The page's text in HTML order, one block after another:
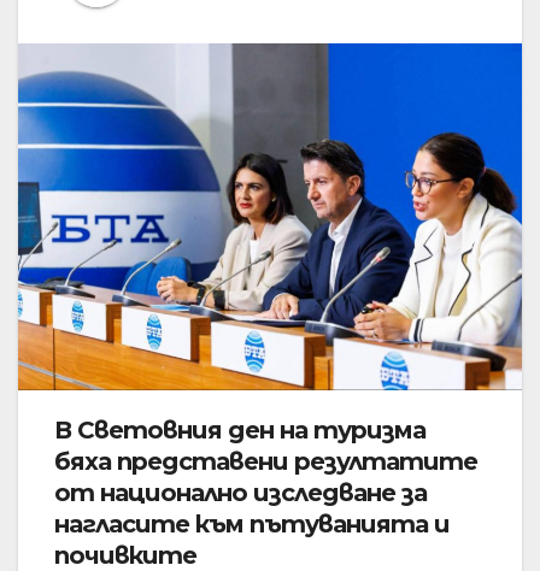
В Световния ден на туризма
бяха представени резултатите
от национално изследване за
нагласите към пътуванията и
почивките